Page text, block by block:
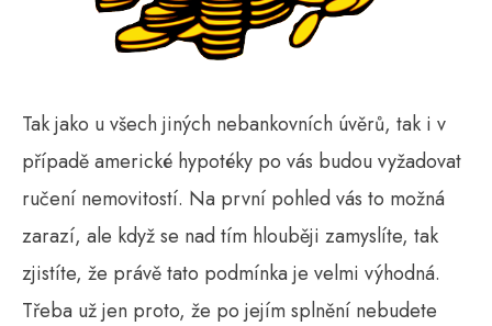
Tak jako u všech jiných nebankovních úvěrů, tak i v
případě americké hypotéky po vás budou vyžadovat
ručení nemovitostí. Na první pohled vás to možná
zarazí, ale když se nad tím hlouběji zamyslíte, tak
zjistíte, že právě tato podmínka je velmi výhodná.
Třeba už jen proto, že po jejím splnění nebudete